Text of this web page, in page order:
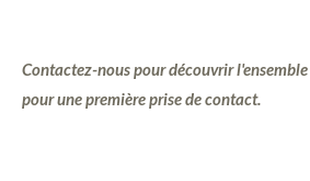
Contactez-nous pour découvrir
pour une première prise de contact.